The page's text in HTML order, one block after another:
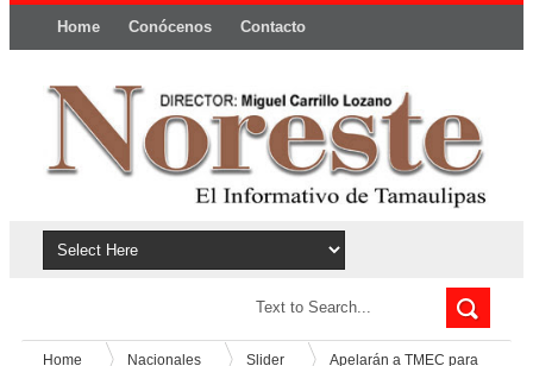
Home Conócenos Contacto
Home Nacionales Slider
Apelarán a TMEC para